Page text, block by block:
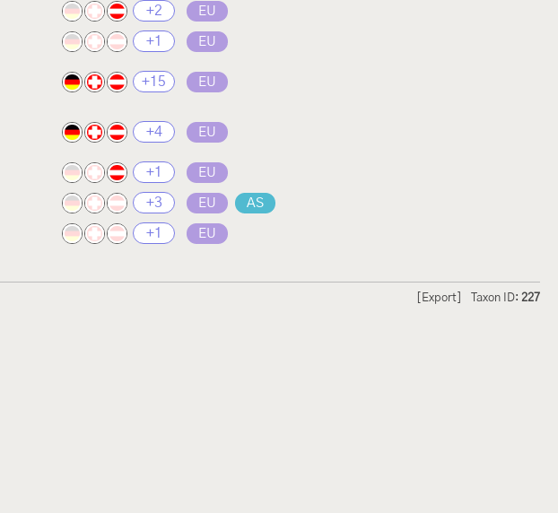
+2 EU
+1 EU
+15 EU
+4 EU
+1 EU
+3 EU AS
+1 EU
Taxon ID: 227
[Export]